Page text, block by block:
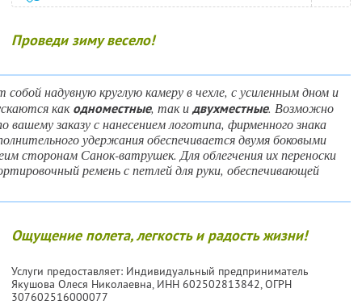
Проведи зиму весело!
надувную круглую камеру в чехле, с усиленным дном и
какодноместные, так идвухместные. Возможно
вашему заказу с нанесением логотипа, фирменного знака
удержания обеспечивается двумя боковыми
сторонам Санок-ватрушек. Для облегчения их переноски
ремень с петлей для руки, обеспечивающей
Ощущение полета, легкость и радость жизни!
Услуги предоставляет: Индивидуальный предприниматель
Якушова Олеся Николаевна, ИНН 602502813842, ОГРН
307602516000077